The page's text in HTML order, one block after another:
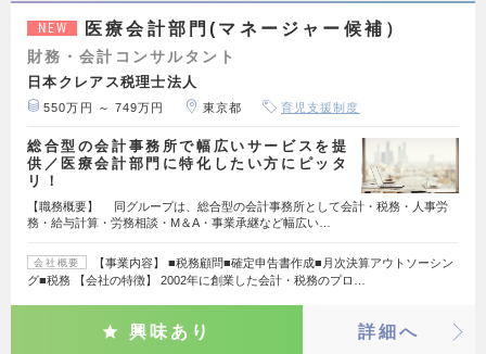
NEW 医療会計部門(マネージャー候補）
財務・会計コンサルタント
日本クレアス税理士法人
550万円 ～ 749万円 東京都 育児支援制度
総合型の会計事務所で幅広いサービスを提
供／医療会計部門に特化したい方にピッタ
リ！
【職務概要】 同グループは、総合型の会計事務所として会計・税務・人事労
務・給与計算・労務相談・M＆A・事業承継など幅広い…
会社概要
【事業内容】 ■税務顧問■確定申告書作成■月次決算アウトソーシン
グ■税務 【会社の特徴】 2002年に創業した会計・税務のプロ…
興味あり 詳細へ